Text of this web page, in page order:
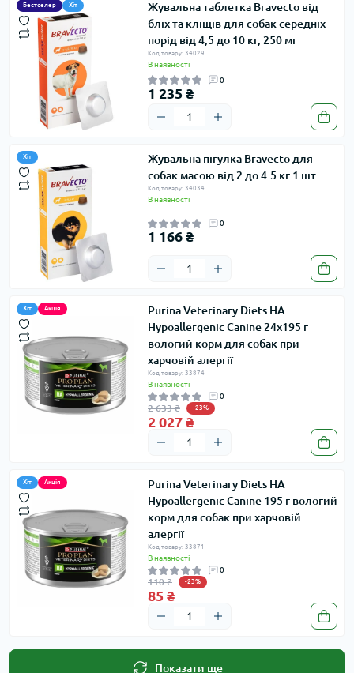
Бестселер Хіт
Жувальна таблетка Bravecto від
бліх та кліщів для собак середніх
порід від 4,5 до 10 кг, 250 мг
Код товару: 34029
В наявності
0
1 235 ₴
Хіт
Жувальна пігулка Bravecto для
собак масою від 2 до 4.5 кг 1 шт.
Код товару: 34034
В наявності
0
1 166 ₴
Хіт Акція
Purina Veterinary Diets HA
Hypoallergenic Canine 24x195 г
вологий корм для собак при
харчовій алергії
Код товару: 33874
В наявності
0
2 633 ₴ -23%
2 027 ₴
Хіт Акція
Purina Veterinary Diets HA
Hypoallergenic Canine 195 г вологий
корм для собак при харчовій
алергії
Код товару: 33871
В наявності
0
110 ₴ -23%
85 ₴
Показати ще